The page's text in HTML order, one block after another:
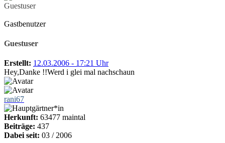
Guestuser
Gastbenutzer
Guestuser
Erstellt: 12.03.2006 - 17:21 Uhr
Hey,Danke !!Werd i glei mal nachschaun
rani67
Herkunft: 63477 maintal
Beiträge: 437
Dabei seit: 03 / 2006